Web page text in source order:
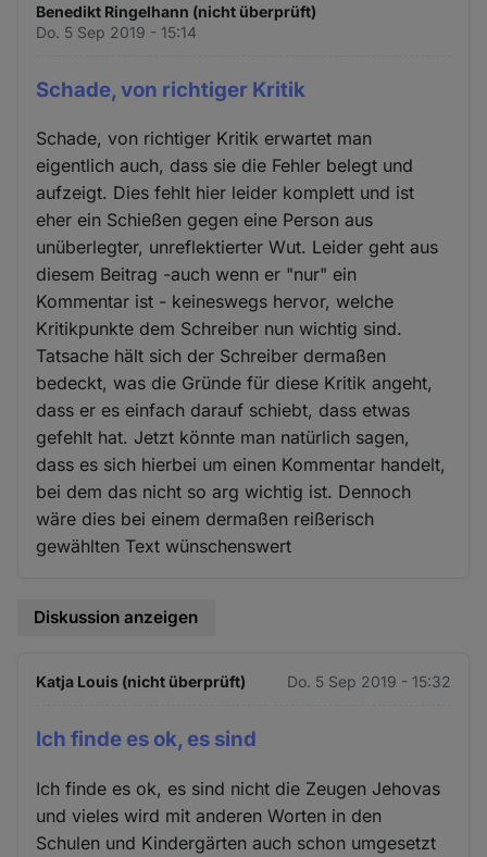
Benedikt Ringelhann (nicht überprüft)
Do. 5 Sep 2019 - 15:14
Schade, von richtiger Kritik
Schade, von richtiger Kritik erwartet man
eigentlich auch, dass sie die Fehler belegt und
aufzeigt. Dies fehlt hier leider komplett und ist
eher ein Schießen gegen eine Person aus
unüberlegter, unreflektierter Wut. Leider geht aus
diesem Beitrag -auch wenn er "nur" ein
Kommentar ist - keineswegs hervor, welche
Kritikpunkte dem Schreiber nun wichtig sind.
Tatsache hält sich der Schreiber dermaßen
bedeckt, was die Gründe für diese Kritik angeht,
dass er es einfach darauf schiebt, dass etwas
gefehlt hat. Jetzt könnte man natürlich sagen,
dass es sich hierbei um einen Kommentar handelt,
bei dem das nicht so arg wichtig ist. Dennoch
wäre dies bei einem dermaßen reißerisch
gewählten Text wünschenswert
Diskussion anzeigen
Katja Louis (nicht überprüft) Do. 5 Sep 2019 - 15:32
Ich finde es ok, es sind
Ich finde es ok, es sind nicht die Zeugen Jehovas
und vieles wird mit anderen Worten in den
Schulen und Kindergärten auch schon umgesetzt